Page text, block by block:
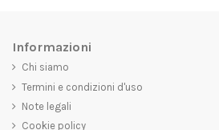
Informazioni
Chi siamo
Termini e condizioni d'uso
Note legali
Cookie policy